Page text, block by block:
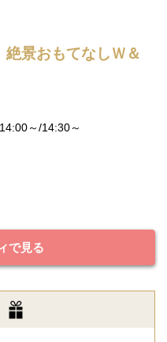
絶景おもてなしＷ＆
～/14:30～
で見る